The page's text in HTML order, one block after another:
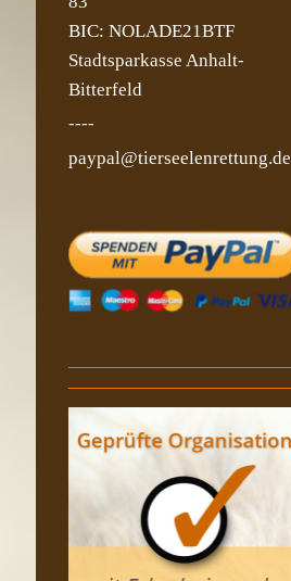
BIC: NOLADE21BTF
Stadtsparkasse Anhalt-
Bitterfeld
----
paypal@tierseelenrettung.de